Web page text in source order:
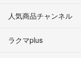
人気商品チャンネル
ラクマplus